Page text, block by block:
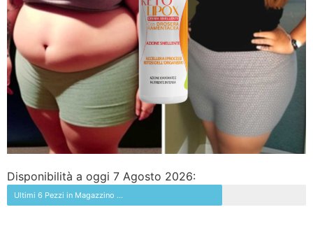
Disponibilità a oggi 7 Agosto 2026:
Ultimi 6 Pezzi in Magazzino ...